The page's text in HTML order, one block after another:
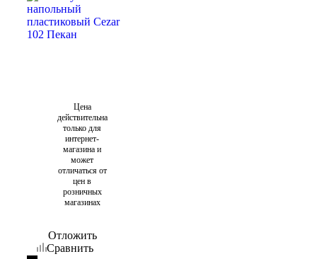
Цена
действительна
только для
интернет-
магазина и
может
отличаться от
цен в
розничных
магазинах
Отложить
Сравнить